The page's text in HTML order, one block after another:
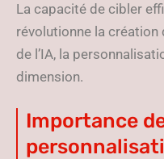
La capacité de cibler
révolutionne la création
de l’IA, la
dimension.
Importance